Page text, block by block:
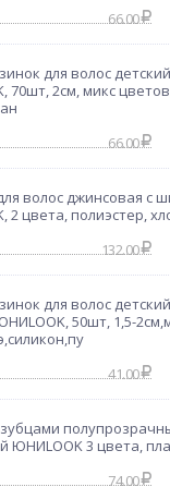
66.00
для волос
70шт, 2см, микс
66.00
волос джинсовая с
2 цвета, полиэстер,
132.00
для волос
50шт, 1,5-
41.00
ЮНИLOOK 3 цвета,
74.00